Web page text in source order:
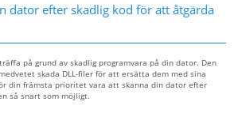
dator efter skadlig kod för att åtgärda
på grund av skadlig programvara på din dator. Den
skada DLL-filer för att ersätta dem med sina
din främsta prioritet vara att skanna din dator efter
så snart som möjligt.